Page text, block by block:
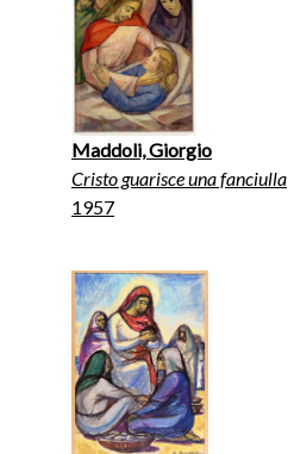
Maddoli, Giorgio
Cristo guarisce una fanciulla
1957